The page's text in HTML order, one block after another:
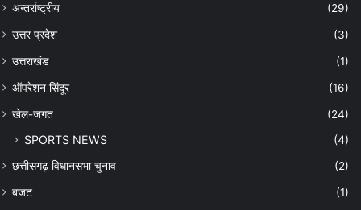
अन्तर्राष्ट्रीय (29)
उत्तर प्रदेश (3)
उत्तराखंड (1)
ऑपरेशन सिंदूर (16)
खेल-जगत (24)
SPORTS NEWS (4)
छत्तीसगढ़ विधानसभा चुनाव (2)
बजट (1)